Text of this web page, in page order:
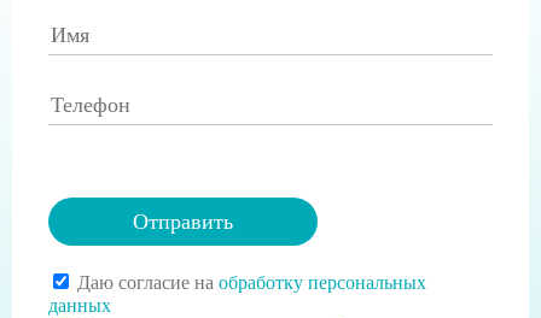
Отправить
Даю согласие на обработку персональных
данных